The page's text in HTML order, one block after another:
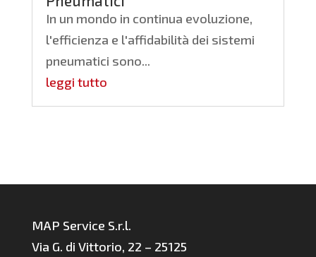
In un mondo in continua evoluzione,
l'efficienza e l'affidabilità dei sistemi
pneumatici sono...
leggi tutto
MAP Service S.r.l.
Via G. di Vittorio, 22 – 25125